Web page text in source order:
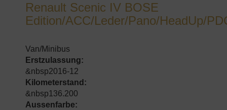
Renault Scenic IV BOSE
Edition/ACC/Leder/Pano/HeadUp/
Van/Minibus
Erstzulassung:
&nbsp2016-12
Kilometerstand:
&nbsp136.200
Aussenfarbe: